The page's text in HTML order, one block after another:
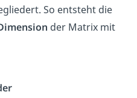
So entsteht die
der Matrix mit